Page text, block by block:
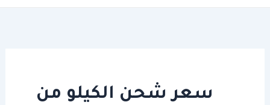
سعر شحن الكيلو من